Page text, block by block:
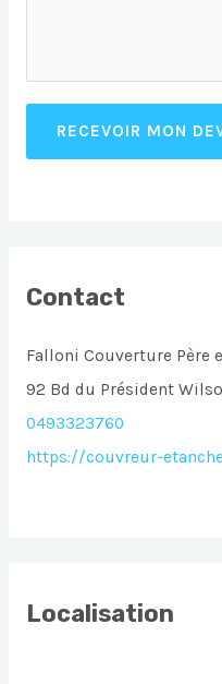
RECEVOIR MON
Contact
Falloni Couverture Père
92 Bd du Président
0493323760
https://couvreur-
Localisation